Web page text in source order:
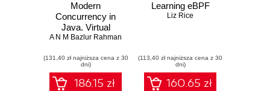
Modern
Concurrency in
Java. Virtual
Threads,
Concurrency, and
Beyond
A N M Bazlur Rahman
(131,40 zł najniższa cena z 30
dni)
186.15 zł
Learning eBPF
Liz Rice
(113,40 zł najniższa cena z 30
dni)
160.65 zł